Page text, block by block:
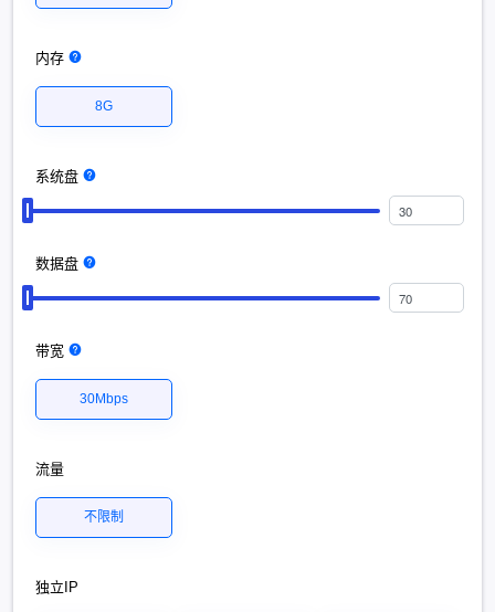
内存
8G
系统盘
数据盘
带宽
30Mbps
流量
不限制
独立IP